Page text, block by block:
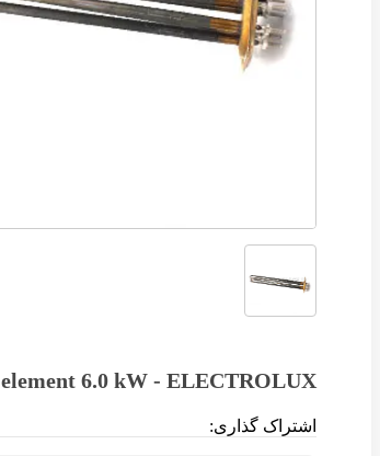
6.0 kW - ELECTROLUX
اشتراک گذاری: